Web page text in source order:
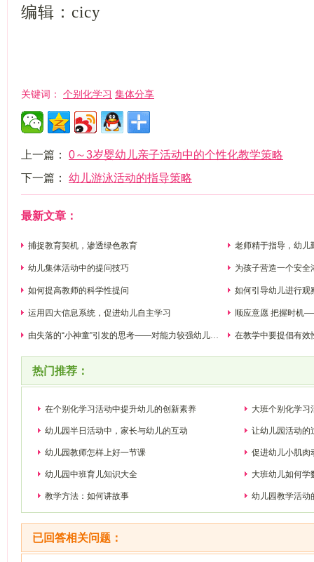
编辑：cicy
关键词： 个别化学习 集体分享
上一篇： 0～3岁婴幼儿亲子活动中的个性化教学策略
下一篇： 幼儿游泳活动的指导策略
最新文章：
捕捉教育契机，渗透绿色教育 老师精于指导，幼儿
幼儿集体活动中的提问技巧 为孩子营造一个安全
如何提高教师的科学性提问 如何引导幼儿进行观
运用四大信息系统，促进幼儿自主学习
顺应意愿 把握时机——浅谈在幼儿自主游戏中教师
由失落的“小神童”引发的思考——对能力较强幼儿的
在教学中要提倡有效
热门推荐：
在个别化学习活动中提升幼儿的创新素养 大班个别化学习
幼儿园半日活动中，家长与幼儿的互动
让幼儿园活动
幼儿园教师怎样上好一节课
促进幼儿小肌肉
幼儿园中班育儿知识大全 大班幼儿如何学
教学方法：如何讲故事 幼儿园教学活动
已回答相关问题：